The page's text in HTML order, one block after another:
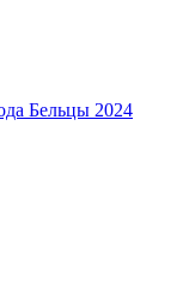
Бельцы 2024